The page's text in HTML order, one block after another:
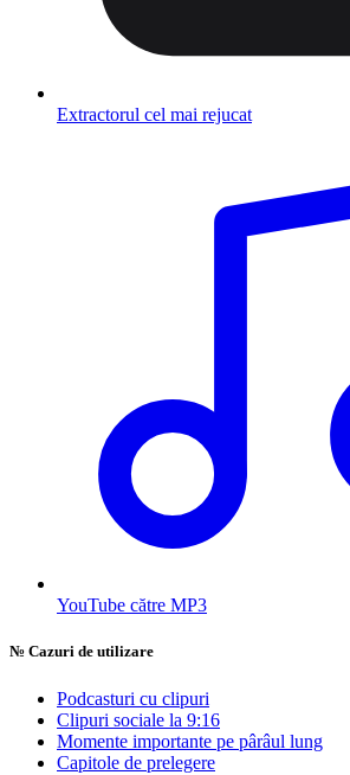
Extractorul cel mai rejucat
YouTube către MP3
№ Cazuri de utilizare
Podcasturi cu clipuri
Clipuri sociale la 9:16
Momente importante pe pârâul lung
Capitole de prelegere